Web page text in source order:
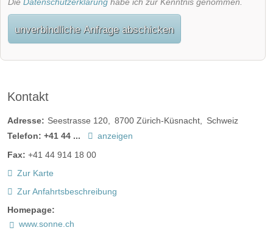
Die Datenschutzerklärung habe ich zur Kenntnis genommen.
unverbindliche Anfrage abschicken
Kontakt
Adresse: Seestrasse 120 8700 Zürich-Küsnacht
Schweiz
Telefon: +41 44 ...
anzeigen
Fax: +41 44 914 18 00
Zur Karte
Zur Anfahrtsbeschreibung
Homepage:
www.sonne.ch